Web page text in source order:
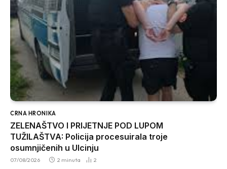
CRNA HRONIKA
ZELENAŠTVO I PRIJETNJE POD LUPOM
TUŽILAŠTVA: Policija procesuirala troje
osumnjičenih u Ulcinju
07/08/2026 2 minuta 2